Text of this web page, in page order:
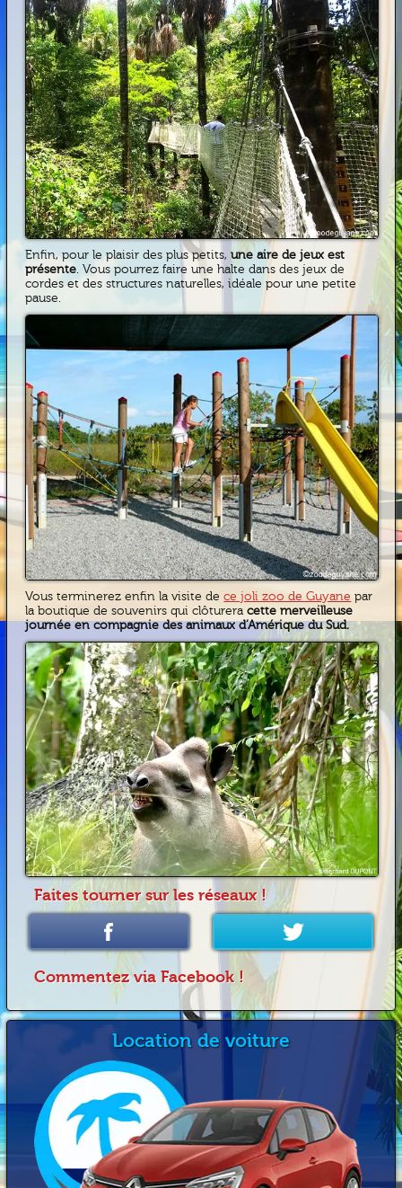
Enfin, pour le plaisir des plus petits,une aire de jeux est
présente. Vous pourrez faire une halte dans des jeux de
cordes et des structures naturelles, idéale pour une petite
pause.
Vous terminerez enfin la visite dece joli zoo de Guyane par
la boutique de souvenirs qui clôtureracette merveilleuse
journée en compagnie des animaux d’Amérique du Sud.
Faites tourner sur les réseaux !
Commentez via Facebook !
Location de voiture